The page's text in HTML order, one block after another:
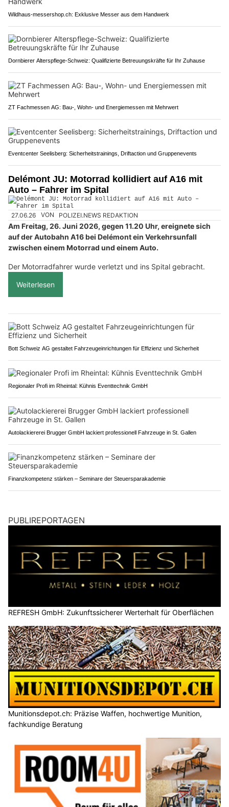
Wildhaus-messershop.ch: Exklusive Messer aus dem Handwerk
Dornbierer Alterspflege-Schweiz: Qualifizierte Betreuungskräfte für Ihr Zuhause
ZT Fachmessen AG: Bau-, Wohn- und Energiemessen mit Mehrwert
Eventcenter Seelisberg: Sicherheitstrainings, Driftaction und Gruppenevents
Delémont JU: Motorrad kollidiert auf A16 mit
Auto – Fahrer im Spital
27.06.26 VON POLIZEI.NEWS REDAKTION
Am Freitag, 26. Juni 2026, gegen 11.20 Uhr, ereignete sich
auf der Autobahn A16 bei Delémont ein Verkehrsunfall
zwischen einem Motorrad und einem Auto.
Der Motorradfahrer wurde verletzt und ins Spital gebracht.
Weiterlesen
Bott Schweiz AG gestaltet Fahrzeugeinrichtungen für Effizienz und Sicherheit
Regionaler Profi im Rheintal: Kühnis Eventtechnik GmbH
Autolackiererei Brugger GmbH lackiert professionell Fahrzeuge in St. Gallen
Finanzkompetenz stärken – Seminare der Steuersparakademie
PUBLIREPORTAGEN
REFRESH GmbH: Zukunftssicherer Werterhalt für Oberflächen
Munitionsdepot.ch: Präzise Waffen, hochwertige Munition,
fachkundige Beratung